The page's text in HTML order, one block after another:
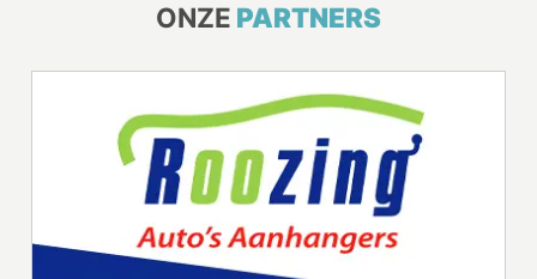
ONZE PARTNERS